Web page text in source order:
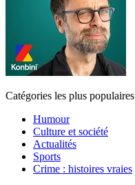
Catégories les plus populaires
Humour
Culture et société
Actualités
Sports
Crime : histoires vraies